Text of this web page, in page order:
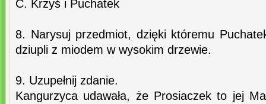
C. Krzyś i Puchatek
8. Narysuj przedmiot, dzięki któremu
dziupli z miodem w wysokim drzewie.
9. Uzupełnij zdanie.
Kangurzyca udawała, że Prosiaczek to jej